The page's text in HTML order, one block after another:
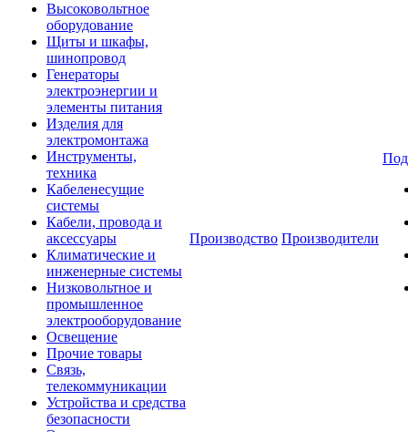
Высоковольтное
оборудование
Щиты и шкафы,
шинопровод
Генераторы
электроэнергии и
элементы питания
Изделия для
электромонтажа
Инструменты,
техника
Кабеленесущие
системы
Кабели, провода и
аксессуары
Климатические и
инженерные системы
Низковольтное и
промышленное
электрооборудование
Освещение
Прочие товары
Связь,
телекоммуникации
Устройства и средства
безопасности
Производство Производители